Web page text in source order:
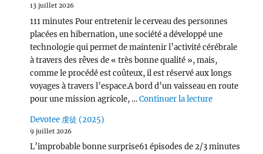
13 juillet 2026
111 minutes Pour entretenir le cerveau des personnes
placées en hibernation, une société a développé une
technologie qui permet de maintenir l’activité cérébrale
à travers des rêves de « très bonne qualité », mais,
comme le procédé est coûteux, il est réservé aux longs
voyages à travers l’espace.A bord d’un vaisseau en route
pour une mission agricole, …Continuer la lecturede « Per
Devotee 虔徒 (2025)
9 juillet 2026
L’improbable bonne surprise61 épisodes de 2/3 minutes